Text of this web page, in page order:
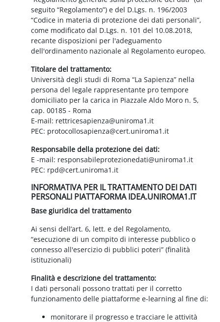
seguito “Regolamento”) e del D.Lgs. n. 196/2003
“Codice in materia di protezione dei dati personali”,
come modificato dal D.Lgs. n. 101 del 10.08.2018,
recante disposizioni per l'adeguamento
dell'ordinamento nazionale al Regolamento europeo.
Titolare del trattamento:
Università degli studi di Roma “La Sapienza” nella
persona del legale rappresentante pro tempore
domiciliato per la carica in Piazzale Aldo Moro n. 5,
cap. 00185 - Roma
E-mail: rettricesapienza@uniroma1.it
PEC: protocollosapienza@cert.uniroma1.it
Responsabile della protezione dei dati:
E -mail: responsabileprotezionedati@uniroma1.it
PEC: rpd@cert.uniroma1.it
INFORMATIVA PER IL TRATTAMENTO DEI DATI
PERSONALI PIATTAFORMA IDEA.UNIROMA1.IT
Base giuridica del trattamento
Ai sensi dell’art. 6, lett. e del Regolamento,
“esecuzione di un compito di interesse pubblico o
connesso all'esercizio di pubblici poteri” (finalità
istituzionali)
Finalità e descrizione del trattamento:
I dati personali possono trattati per il corretto
funzionamento delle piattaforme e-learning al fine di:
monitorare il progresso e tracciare le attività